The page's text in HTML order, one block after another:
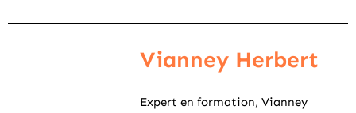
Vianney Herbert
Expert en formation, Vianney